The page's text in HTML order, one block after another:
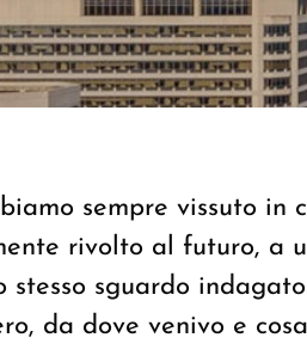
sempre vissuto in
rivolto al futuro, a
stesso sguardo
da dove venivo e